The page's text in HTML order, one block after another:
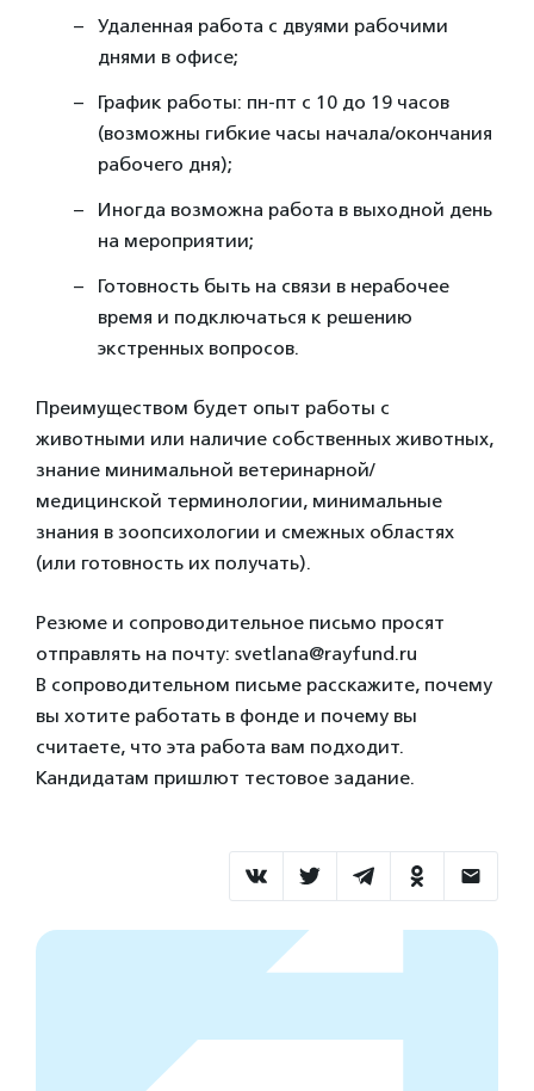
Удаленная работа с двуями рабочими
днями в офисе;
График работы: пн-пт с 10 до 19 часов
(возможны гибкие часы начала/окончания
рабочего дня);
Иногда возможна работа в выходной день
на мероприятии;
Готовность быть на связи в нерабочее
время и подключаться к решению
экстренных вопросов.
Преимуществом будет опыт работы с
животными или наличие собственных животных,
знание минимальной ветеринарной/
медицинской терминологии, минимальные
знания в зоопсихологии и смежных областях
(или готовность их получать).
Резюме и сопроводительное письмо просят
отправлять на почту: svetlana@rayfund.ru
В сопроводительном письме расскажите, почему
вы хотите работать в фонде и почему вы
считаете, что эта работа вам подходит.
Кандидатам пришлют тестовое задание.